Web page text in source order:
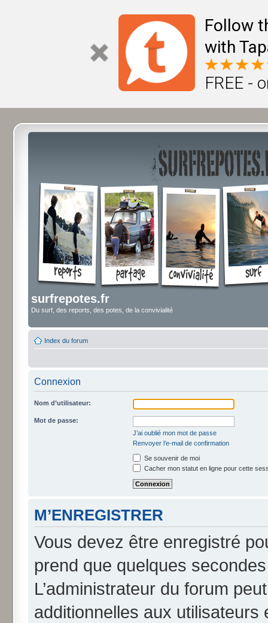
Follow
with
FREE -
surfrepotes.fr
Du surf, des reports, des potes, de la convivialité
Index du forum
Connexion
Nom d’utilisateur:
Mot de passe:
J’ai oublié mon mot de passe
Renvoyer l’e-mail de confirmation
Se souvenir de moi
Cacher mon statut en ligne pour cette
M’ENREGISTRER
Vous devez être enregistré
prend que quelques
L’administrateur du forum
additionnelles aux